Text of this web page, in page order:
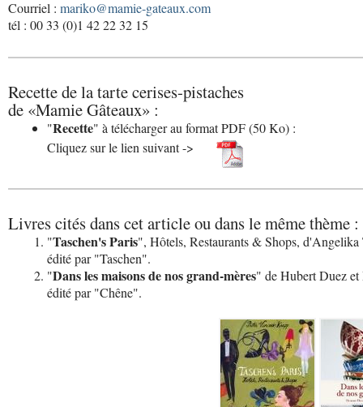
Courriel : mariko@mamie-gateaux.com
tél : 00 33 (0)1 42 22 32 15
Recette de la tarte cerises-pistaches
de «Mamie Gâteaux» :
"Recette" à télécharger au format PDF (50 Ko) :
Cliquez sur le lien suivant ->
Livres cités dans cet article ou dans le même thème :
"Taschen's Paris", Hôtels, Restaurants & Shops,
édité par "Taschen".
"Dans les maisons de nos grand-mères" de Hubert Duez et
édité par "Chêne".